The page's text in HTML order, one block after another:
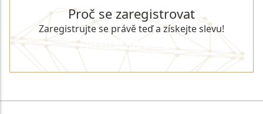
Proč se zaregistrovat
Zaregistrujte se právě teď a získejte slevu!
REGISTROVAT SE